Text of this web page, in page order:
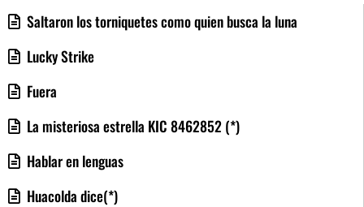
Saltaron los torniquetes como quien busca la luna
Lucky Strike
Fuera
La misteriosa estrella KIC 8462852 (*)
Hablar en lenguas
Huacolda dice(*)